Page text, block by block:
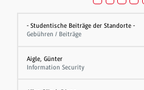
- Studentische Beiträge der Standorte -
Gebühren / Beiträge
Aigle, Günter
Information Security